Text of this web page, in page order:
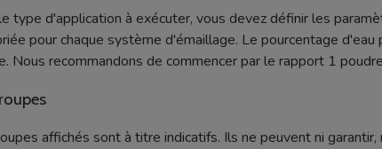
type d'application à exécuter, vous devez définir les
pour chaque système d'émaillage. Le pourcentage
Nous recommandons de commencer par le rapport 1
affichés sont à titre indicatifs. Ils ne peuvent ni